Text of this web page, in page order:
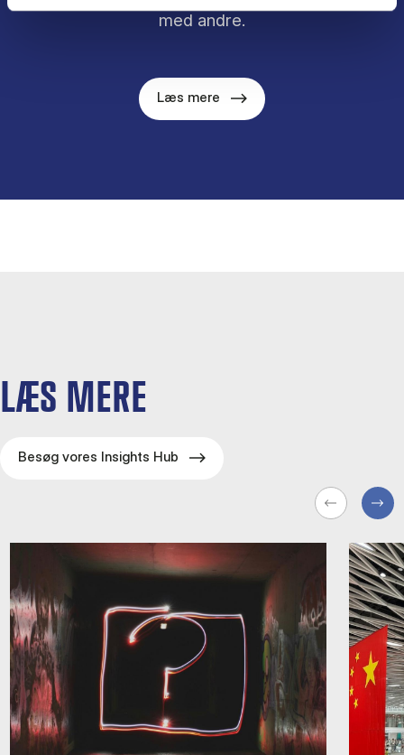
med andre.
Læs mere
LÆS MERE
Besøg vores Insights Hub